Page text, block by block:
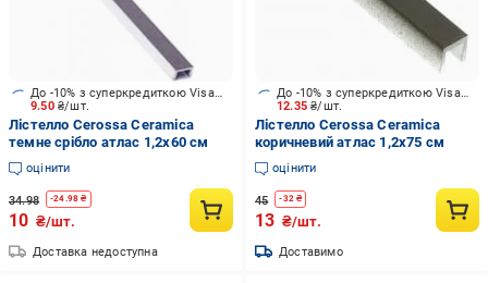
9.50 ₴/шт.
До -10% з суперкредиткою Visa Вигода
Лістелло Cerossa Ceramica
темне срібло атлас 1,2x60 см
оцінити
34.98 -24.98 ₴
10 ₴/шт.
Доставка недоступна
12.35₴/шт.
До -10% з суперкредиткою Visa Вигода
Лістелло Cerossa Ceramica
коричневий атлас 1,2x75 см
оцінити
45 -32₴
13 ₴/шт.
Доставимо